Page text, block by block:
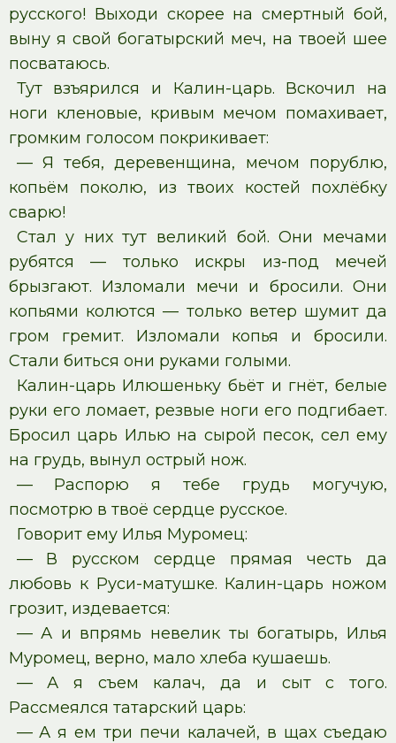
русского! Выходи скорее на смертный бой,
выну я свой богатырский меч, на твоей шее
посватаюсь.
Тут взъярился и Калин-царь. Вскочил на
ноги кленовые, кривым мечом помахивает,
громким голосом покрикивает:
— Я тебя, деревенщина, мечом порублю,
копьём поколю, из твоих костей похлёбку
сварю!
Стал у них тут великий бой. Они мечами
рубятся — только искры из-под мечей
брызгают. Изломали мечи и бросили. Они
копьями колются — только ветер шумит да
гром гремит. Изломали копья и бросили.
Стали биться они руками голыми.
Калин-царь Илюшеньку бьёт и гнёт, белые
руки его ломает, резвые ноги его подгибает.
Бросил царь Илью на сырой песок, сел ему
на грудь, вынул острый нож.
— Распорю я тебе грудь могучую,
посмотрю в твоё сердце русское.
Говорит ему Илья Муромец:
— В русском сердце прямая честь да
любовь к Руси-матушке. Калин-царь ножом
грозит, издевается:
— А и впрямь невелик ты богатырь, Илья
Муромец, верно, мало хлеба кушаешь.
— А я съем калач, да и сыт с того.
Рассмеялся татарский царь:
— А я ем три печи калачей, в щах съедаю